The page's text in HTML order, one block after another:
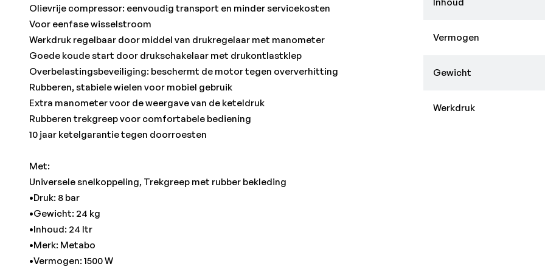
Olievrije compressor: eenvoudig transport en minder servicekosten
Voor eenfase wisselstroom
Werkdruk regelbaar door middel van drukregelaar met manometer
Goede koude start door drukschakelaar met drukontlastklep
Overbelastingsbeveiliging: beschermt de motor tegen oververhitting
Rubberen, stabiele wielen voor mobiel gebruik
Extra manometer voor de weergave van de keteldruk
Rubberen trekgreep voor comfortabele bediening
10 jaar ketelgarantie tegen doorroesten
Met:
Universele snelkoppeling, Trekgreep met rubber bekleding
•Druk: 8 bar
•Gewicht: 24 kg
•Inhoud: 24 ltr
•Merk: Metabo
•Vermogen: 1500 W
Vermogen
Gewicht
Werkdruk